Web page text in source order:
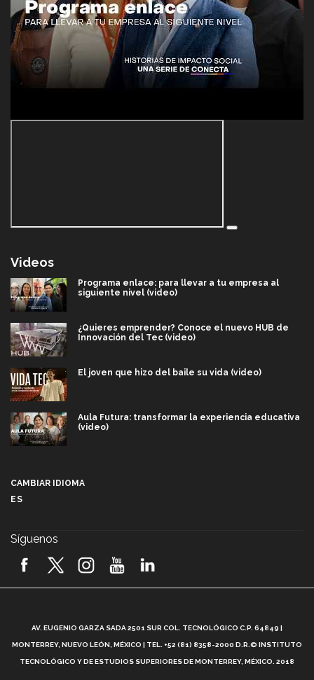
Videos
Programa enlace: para llevar a tu empresa al
siguiente nivel (video)
¿Quieres emprender? Conoce el nuevo HUB de
Innovación del Tec (video)
El joven que hizo del baile su vida (video)
Aula Futura: transformar la experiencia educativa
(video)
2026! (video)
¿Cómo es el Modelo Educativo Tec? (video)
CAMBIAR IDIOMA
ES
Síguenos
AV. EUGENIO GARZA SADA 2501 SUR COL. TECNOLÓGICO C.P. 64849 |
MONTERREY, NUEVO LEÓN, MÉXICO | TEL. +52 (81) 8358-2000 D.R.© INSTITUTO
TECNOLÓGICO Y DE ESTUDIOS SUPERIORES DE MONTERREY, MÉXICO. 2018